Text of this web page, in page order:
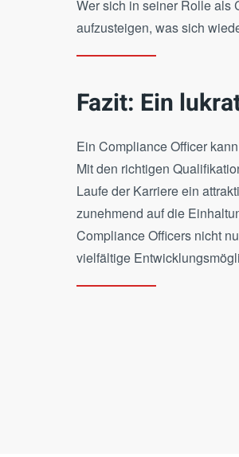
Wer sich in seiner Rolle als
aufzusteigen, was sich
Fazit: Ein
Ein Compliance Officer
Mit den richtigen
Laufe der Karriere ein
zunehmend auf die
Compliance Officers nicht
vielfältige